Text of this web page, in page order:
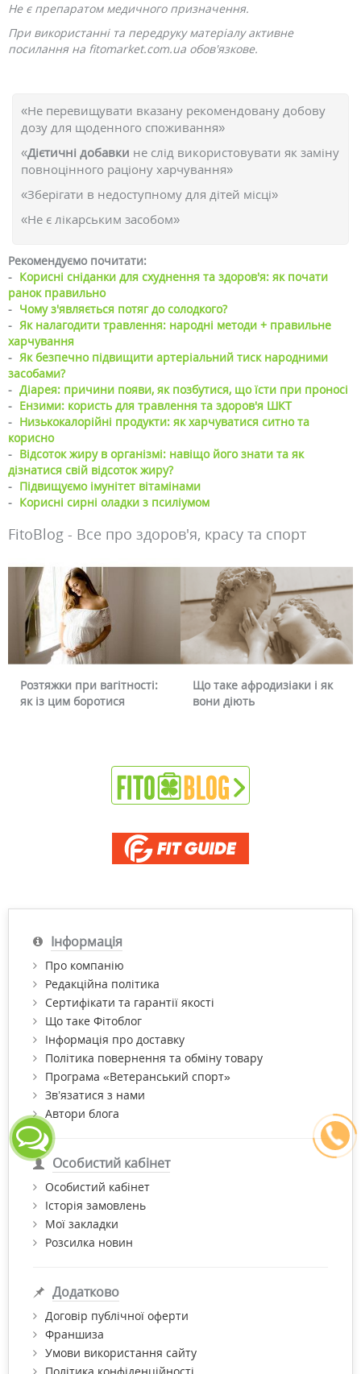
Не є препаратом медичного призначення.
При використанні та передруку матеріалу активне
посилання на fitomarket.com.ua обов'язкове.
«Не перевищувати вказану рекомендовану добову
дозу для щоденного споживання»
«Дієтичні добавки не слід використовувати як заміну
повноцінного раціону харчування»
«Зберігати в недоступному для дітей місці»
«Не є лікарським засобом»
Рекомендуємо почитати:
- Корисні сніданки для схуднення та здоров'я: як почати
ранок правильно
- Чому з'являється потяг до солодкого?
- Як налагодити травлення: народні методи + правильне
харчування
- Як безпечно підвищити артеріальний тиск народними
засобами?
- Діарея: причини появи, як позбутися, що їсти при проносі
- Ензими: користь для травлення та здоров'я ШКТ
- Низькокалорійні продукти: як харчуватися ситно та
корисно
- Відсоток жиру в організмі: навіщо його знати та як
дізнатися свій відсоток жиру?
- Підвищуємо імунітет вітамінами
- Корисні сирні оладки з псиліумом
FitoBlog - Все про здоров'я, красу та спорт
Що таке афродизіаки і як
вони діють
Чому червоніє обличчя і
чи можна це прибрати
Інформація
Про компанію
Редакційна політика
Сертифікати та гарантії якості
Що таке Фітоблог
Інформація про доставку
Політика повернення та обміну товару
Програма «Ветеранський спорт»
Зв’язатися з нами
Автори блога
Особистий кабінет
Особистий кабінет
Історія замовлень
Мої закладки
Розсилка новин
Додатково
Договір публічної оферти
Франшиза
Умови використання сайту
Політика конфіденційності